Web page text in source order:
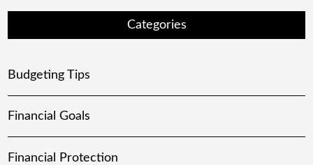
Categories
Budgeting Tips
Financial Goals
Financial Protection